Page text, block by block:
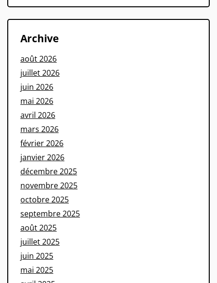
Archive
août 2026
juillet 2026
juin 2026
mai 2026
avril 2026
mars 2026
février 2026
janvier 2026
décembre 2025
novembre 2025
octobre 2025
septembre 2025
août 2025
juillet 2025
juin 2025
mai 2025